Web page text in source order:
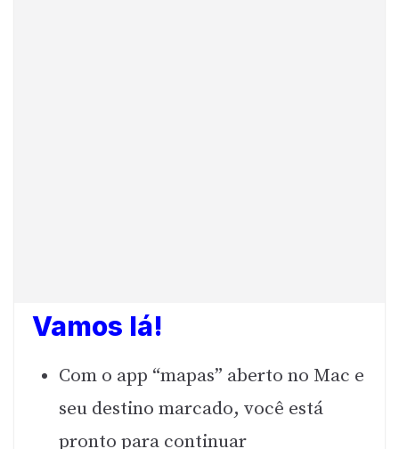
Vamos lá!
Com o app “mapas” aberto no Mac e
seu destino marcado, você está
pronto para continuar